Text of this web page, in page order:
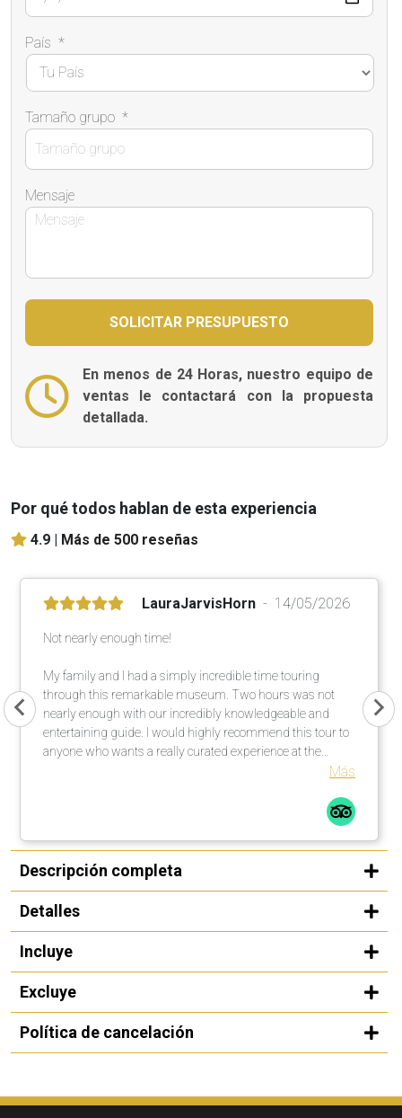
País *
Tamaño grupo *
Mensaje
En menos de 24 Horas, nuestro equipo de
ventas le contactará con la propuesta
detallada.
Por qué todos hablan de esta experiencia
4.9 | Más de 500 reseñas
LauraJarvisHorn 14/05/2026
Not nearly enough time!
My family and I had a simply incredible time touring
through this remarkable museum. Two hours was not
nearly enough with our incredibly knowledgeable and
entertaining guide. I would highly recommend this tour to
anyone who wants a really curated experience at the
Más
Descripción completa
Detalles
Incluye
Excluye
Política de cancelación